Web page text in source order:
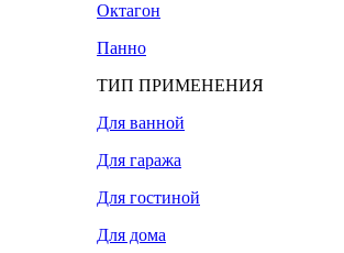
Октагон
Панно
ТИП ПРИМЕНЕНИЯ
Для ванной
Для гаража
Для гостиной
Для дома